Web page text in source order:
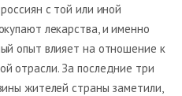
с той или иной
лекарства, и именно
опыт влияет на отношение к
отрасли. За последние три
жителей страны заметили,